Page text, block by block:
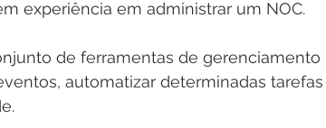
experiência em administrar um NOC.
de ferramentas de gerenciamento
automatizar determinadas tarefas